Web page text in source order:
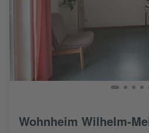
Wohnheim Wilhelm-